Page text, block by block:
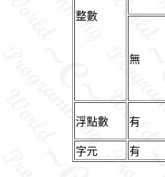
整數
無
浮點數 有
字元
有